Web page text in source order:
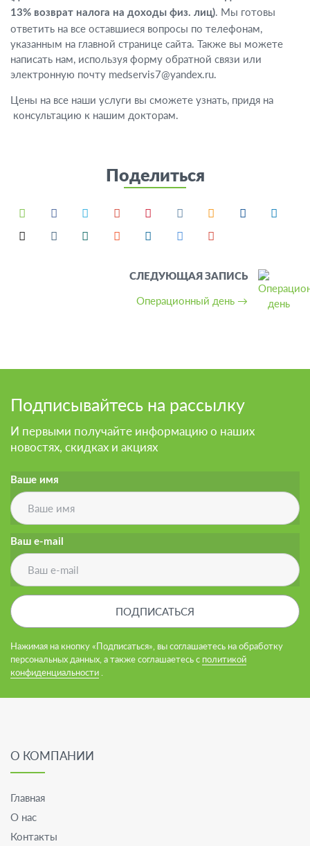
13% возврат налога на доходы физ. лиц). Мы готовы
ответить на все оставшиеся вопросы по телефонам,
указанным на главной странице сайта. Также вы можете
написать нам, используя форму обратной связи или
электронную почту medservis7@yandex.ru.
Цены на все наши услуги вы сможете узнать, придя на
консультацию к нашим докторам.
Поделиться
СЛЕДУЮЩАЯ ЗАПИСЬ
Операционный день →
Подпиcывайтесь на рассылку
И первыми получайте информацию о наших
новостях, скидках и акциях
Ваше имя
Ваш e-mail
ПОДПИСАТЬСЯ
Нажимая на кнопку «Подписаться», вы соглашаетесь на обработку
персональных данных, а также соглашаетесь с политикой
конфиденциальности
О КОМПАНИИ
Главная
О нас
Контакты